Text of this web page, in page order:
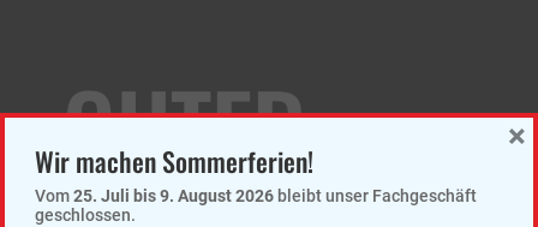
GUTER
Wir machen Sommerferien!
Vom25. Juli bis 9. August 2026 bleibt unser Fachgeschäft
geschlossen.
×